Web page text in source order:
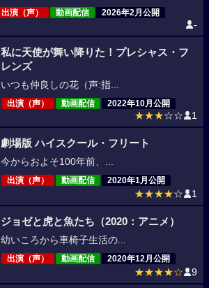
出演（声） 動画配信 2026年2月公開
-
私に天使が舞い降りた！プレシャス・フ
レンズ
いつも仲良しの花（声:指...
出演（声） 動画配信 2022年10月公開
★★★☆☆ 1
劇場版 ハイスクール・フリート
今からおよそ100年前、...
出演（声） 動画配信 2020年1月公開
★★★★☆ 1
ジョゼと虎と魚たち（2020：アニメ）
幼いころから車椅子生活の...
出演（声） 動画配信 2020年12月公開
★★★★☆ 9